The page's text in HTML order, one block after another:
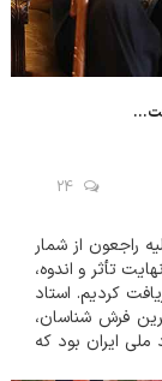
24
راجعون از شمار
تأثر و اندوه،
کردیم. استاد
برجسته ترین فرش شناسان،
ملی ایران بود که